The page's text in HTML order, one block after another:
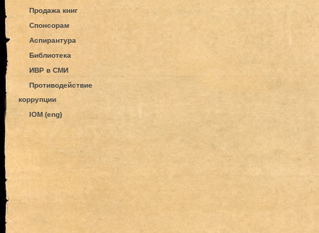
Продажа книг
Спонсорам
Аспирантура
Библиотека
ИВР в СМИ
Противодействие
коррупции
IOM (eng)